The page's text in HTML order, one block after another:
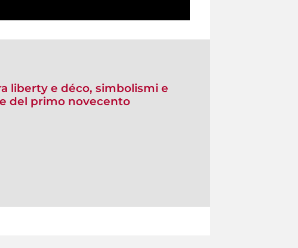
liberty e déco, simbolismi e
del primo novecento